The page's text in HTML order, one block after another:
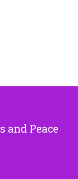
and Peace